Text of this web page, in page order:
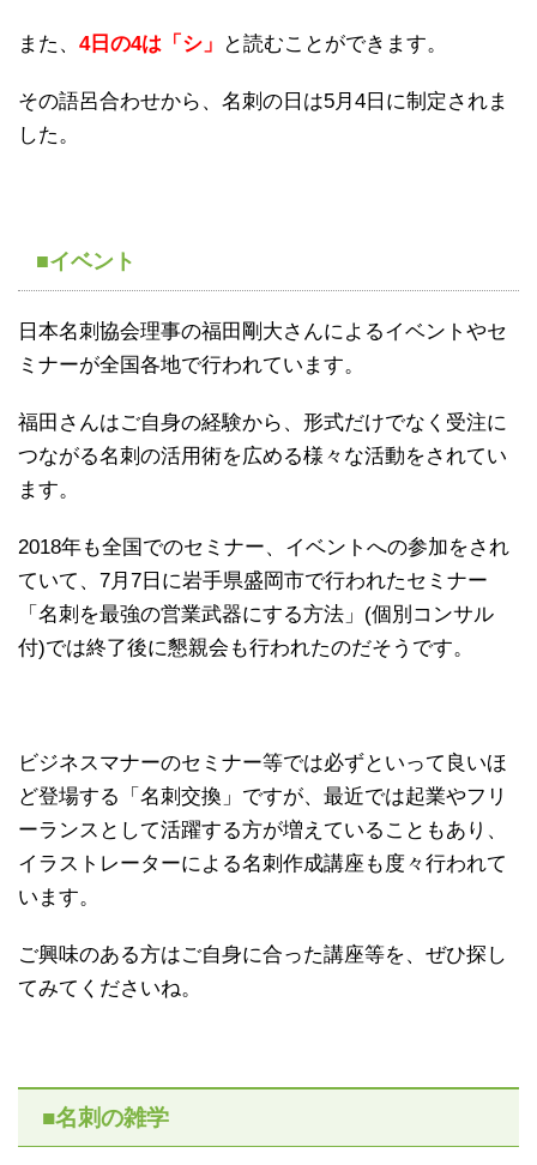
また、 4日の4は「シ」 と読むことができます。
その語呂合わせから、名刺の日は5月4日に制定されま
した。
■イベント
日本名刺協会理事の福田剛大さんによるイベントやセ
ミナーが全国各地で行われています。
福田さんはご自身の経験から、形式だけでなく受注に
つながる名刺の活用術を広める様々な活動をされてい
ます。
2018年も全国でのセミナー、イベントへの参加をされ
ていて、7月7日に岩手県盛岡市で行われたセミナー
「名刺を最強の営業武器にする方法」(個別コンサル
付)では終了後に懇親会も行われたのだそうです。
ビジネスマナーのセミナー等では必ずといって良いほ
ど登場する「名刺交換」ですが、最近では起業やフリ
ーランスとして活躍する方が増えていることもあり、
イラストレーターによる名刺作成講座も度々行われて
います。
ご興味のある方はご自身に合った講座等を、ぜひ探し
てみてくださいね。
■名刺の雑学